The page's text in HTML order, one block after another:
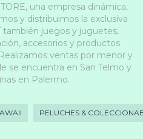
una empresa dinámica,
y distribuimos la exclusiva
también juegos y juguetes,
accesorios y productos
ventas por menor y
se encuentra en San Telmo y
en Palermo.
PELUCHES &